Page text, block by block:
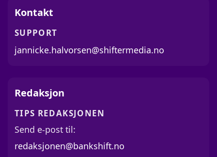
Kontakt
SUPPORT
jannicke.halvorsen@shiftermedia.no
Redaksjon
TIPS REDAKSJONEN
Send e-post til:
redaksjonen@bankshift.no